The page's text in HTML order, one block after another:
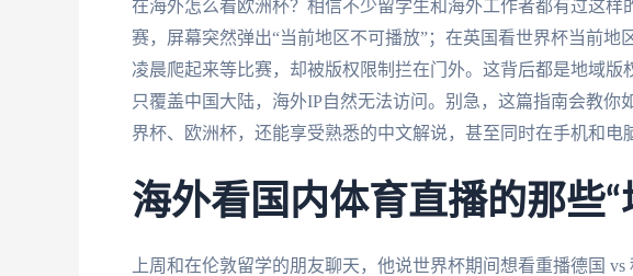
在海外怎么看欧洲杯？相信不少留学生和海外工作者都有过这
赛，屏幕突然弹出“当前地区不可播放”；在英国看世界杯当前地
凌晨爬起来等比赛，却被版权限制拦在门外。这背后都是地域
只覆盖中国大陆，海外IP自然无法访问。别急，这篇指南会教你
界杯、欧洲杯，还能享受熟悉的中文解说，甚至同时在手机和电
海外看国内体育直播的那些“
上周和在伦敦留学的朋友聊天，他说世界杯期间想看重播德国